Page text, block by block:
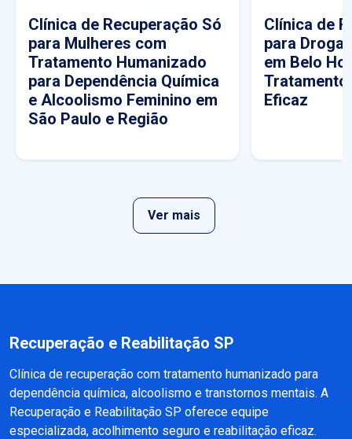
Clínica de Recuperação Só
para Mulheres com
Tratamento Humanizado
para Dependência Química
e Alcoolismo Feminino em
São Paulo e Região
Clínica de
para
em Belo
Tratamento
Eficaz
Ver mais
Recuperação e Reabilitação SP
Clínica de recuperação com tratamento humanizado para
dependência química, alcoolismo e transtornos mentais. A
Recuperação e Reabilitação SP oferece equipe
especializada, acolhimento seguro e reabilitação eficaz.